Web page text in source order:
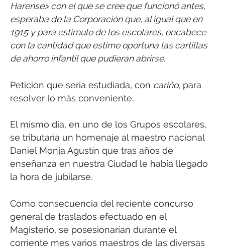
Harense> con el que se cree que funcionó antes,
esperaba de la Corporación que, al igual que en
1915 y para estímulo de los escolares, encabece
con la cantidad que estime oportuna las cartillas
de ahorro infantil que pudieran abrirse.
Petición que sería estudiada, con cariño, para
resolver lo más conveniente.
El mismo día, en uno de los Grupos escolares,
se tributaría un homenaje al maestro nacional
Daniel Monja Agustín que tras años de
enseñanza en nuestra Ciudad le había llegado
la hora de jubilarse.
Como consecuencia del reciente concurso
general de traslados efectuado en el
Magisterio, se posesionarían durante el
corriente mes varios maestros de las diversas